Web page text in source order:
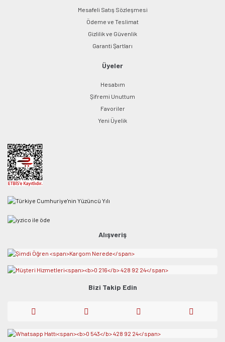
Mesafeli Satış Sözleşmesi
Ödeme ve Teslimat
Gizlilik ve Güvenlik
Garanti Şartları
Üyeler
Hesabım
Şifremi Unuttum
Favoriler
Yeni Üyelik
Alışveriş
Bizi Takip Edin